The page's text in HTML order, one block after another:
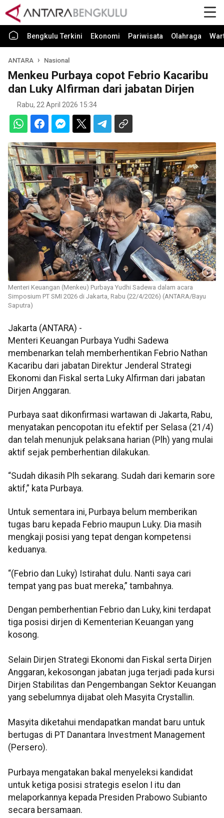
Bengkulu Terkini Ekonomi Pariwisata Olahraga
ANTARA Nasional
Menkeu Purbaya copot Febrio Kacaribu
dan Luky Alfirman dari jabatan Dirjen
Rabu, 22 April 2026 15:34
Menteri Keuangan (Menkeu) Purbaya Yudhi Sadewa dalam acara
Simposium PT SMI 2026 di Jakarta, Rabu (22/4/2026) (ANTARA/Bayu
Saputra)
Jakarta (ANTARA) -
Menteri Keuangan Purbaya Yudhi Sadewa
membenarkan telah memberhentikan Febrio Nathan
Kacaribu dari jabatan Direktur Jenderal Strategi
Ekonomi dan Fiskal serta Luky Alfirman dari jabatan
Dirjen Anggaran.
Purbaya saat dikonfirmasi wartawan di Jakarta, Rabu,
menyatakan pencopotan itu efektif per Selasa (21/4)
dan telah menunjuk pelaksana harian (Plh) yang mulai
aktif sejak pemberhentian dilakukan.
“Sudah dikasih Plh sekarang. Sudah dari kemarin sore
aktif,” kata Purbaya.
Untuk sementara ini, Purbaya belum memberikan
tugas baru kepada Febrio maupun Luky. Dia masih
mengkaji posisi yang tepat dengan kompetensi
keduanya.
“(Febrio dan Luky) Istirahat dulu. Nanti saya cari
tempat yang pas buat mereka,” tambahnya.
Dengan pemberhentian Febrio dan Luky, kini terdapat
tiga posisi dirjen di Kementerian Keuangan yang
kosong.
Selain Dirjen Strategi Ekonomi dan Fiskal serta Dirjen
Anggaran, kekosongan jabatan juga terjadi pada kursi
Dirjen Stabilitas dan Pengembangan Sektor Keuangan
yang sebelumnya dijabat oleh Masyita Crystallin.
Masyita diketahui mendapatkan mandat baru untuk
bertugas di PT Danantara Investment Management
(Persero).
Purbaya mengatakan bakal menyeleksi kandidat
untuk ketiga posisi strategis eselon I itu dan
melaporkannya kepada Presiden Prabowo Subianto
secara bersamaan.